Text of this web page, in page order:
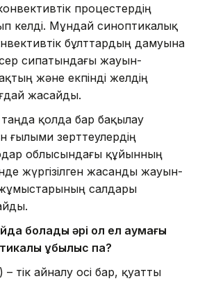
процестердің
келді. Мұндай синоптикалық
бұлттардың дамуына
сипатындағы жауын-
және екпінді желдің
жасайды.
таңда қолда бар бақылау
ғылыми зерттеулердің
облысындағы құйынның
жүргізілген жасанды жауын-
салдары
болады әрі ол ел аумағы
құбылыс па?
тік айналу осі бар, қуатты